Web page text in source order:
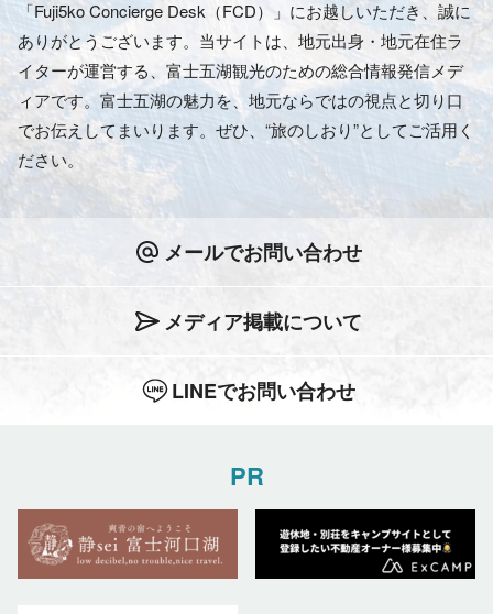
「Fuji5ko Concierge Desk（FCD）」にお越しいただき、誠に
ありがとうございます。当サイトは、地元出身・地元在住ラ
イターが運営する、富士五湖観光のための総合情報発信メデ
ィアです。富士五湖の魅力を、地元ならではの視点と切り口
でお伝えしてまいります。ぜひ、“旅のしおり”としてご活用く
ださい。
メールでお問い合わせ
メディア掲載について
LINEでお問い合わせ
PR